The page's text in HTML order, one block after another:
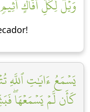
وَيۡلٞ لِّكُلِّ أَفَّاكٍ أَثِيمٖ
يَسۡمَعُ ءَايَٰتِ ٱللَّهِ
كَأَن لَّمۡ يَسۡمَعۡهَاۖ